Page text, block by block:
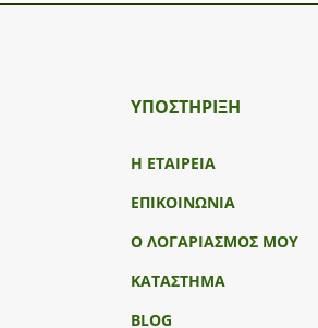
ΥΠΟΣΤΉΡΙΞΗ
Η ΕΤΑΙΡΕΙΑ
ΕΠΙΚΟΙΝΩΝΙΑ
Ο ΛΟΓΑΡΙΑΣΜΟΣ ΜΟΥ
ΚΑΤΑΣΤΗΜΑ
BLOG